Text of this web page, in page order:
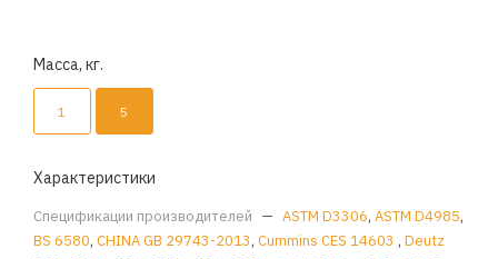
Масса, кг.
1 5
Характеристики
Спецификации производителей — ASTM D3306, ASTM D4985,
BS 6580, CHINA GB 29743-2013, Cummins CES 14603 , Deutz